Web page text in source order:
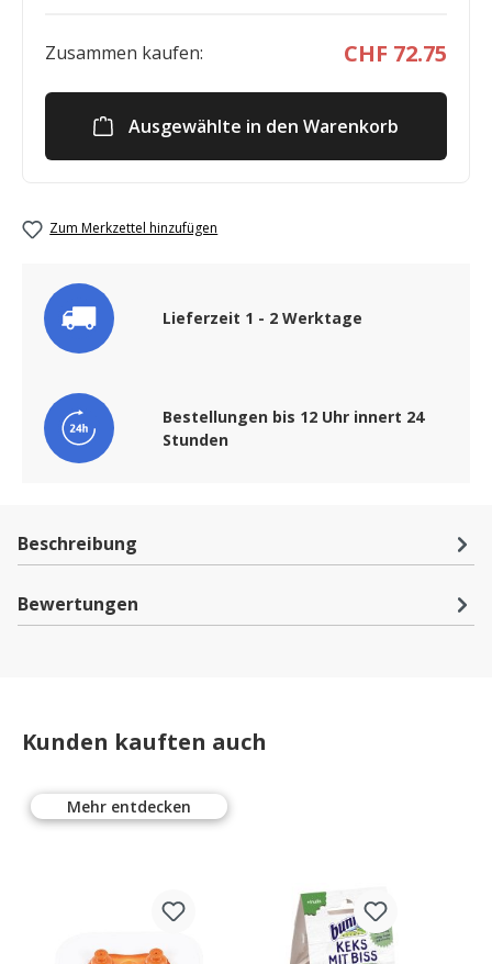
Zusammen kaufen: CHF 72.75
Ausgewählte in den Warenkorb
Zum Merkzettel hinzufügen
Lieferzeit 1 - 2 Werktage
Bestellungen bis 12 Uhr innert 24
Stunden
Beschreibung
Bewertungen
Kunden kauften auch
Mehr entdecken